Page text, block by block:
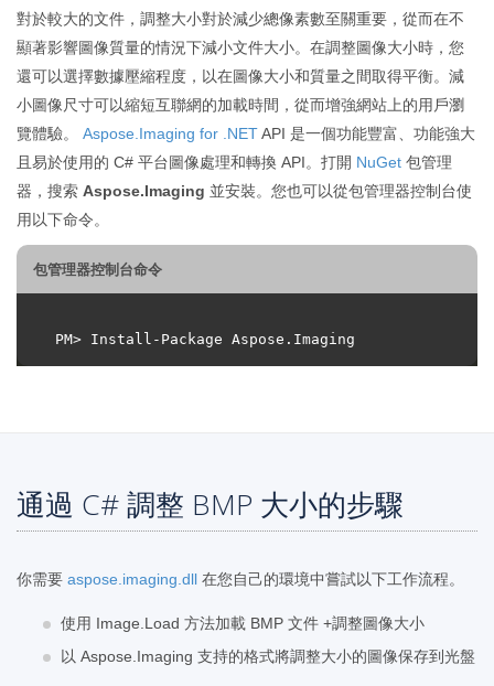
對於較大的文件，調整大小對於減少總像素數至關重要，從而在不
顯著影響圖像質量的情況下減小文件大小。在調整圖像大小時，您
還可以選擇數據壓縮程度，以在圖像大小和質量之間取得平衡。減
小圖像尺寸可以縮短互聯網的加載時間，從而增強網站上的用戶瀏
覽體驗。 Aspose.Imaging for .NETAPI 是一個功能豐富、功能強大
且易於使用的 C# 平台圖像處理和轉換 API。打開 NuGet 包管理
器，搜索 Aspose.Imaging 並安裝。您也可以從包管理器控制台使
用以下命令。
包管理器控制台命令
通過 C# 調整 BMP 大小的步驟
你需要 aspose.imaging.dll 在您自己的環境中嘗試以下工作流程。
使用 Image.Load 方法加載 BMP 文件 +調整圖像大小
以 Aspose.Imaging 支持的格式將調整大小的圖像保存到光盤